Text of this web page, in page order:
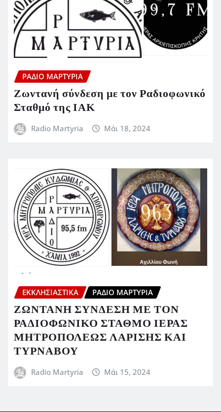
ΡΆΔΙΟ ΜΑΡΤΥΡΊΑ
Ζωντανή σύνδεση με τον Ραδιοφωνικό
Σταθμό της ΙΑΚ
Radio Martyria Μάι 18, 2024
ΕΚΚΛΗΣΙΑΣΤΙΚΆ ΡΆΔΙΟ ΜΑΡΤΥΡΊΑ
ΖΩΝΤΑΝΗ ΣΥΝΔΕΣΗ ΜΕ ΤΟΝ
ΡΑΔΙΟΦΩΝΙΚΟ ΣΤΑΘΜΟ ΙΕΡΑΣ
ΜΗΤΡΟΠΟΛΕΩΣ ΛΑΡΙΣΗΣ ΚΑΙ
ΤΥΡΝΑΒΟΥ
Radio Martyria Μάι 15, 2024